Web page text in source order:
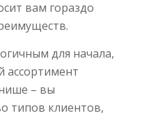
вам гораздо
для начала,
ассортимент
– вы
типов клиентов,